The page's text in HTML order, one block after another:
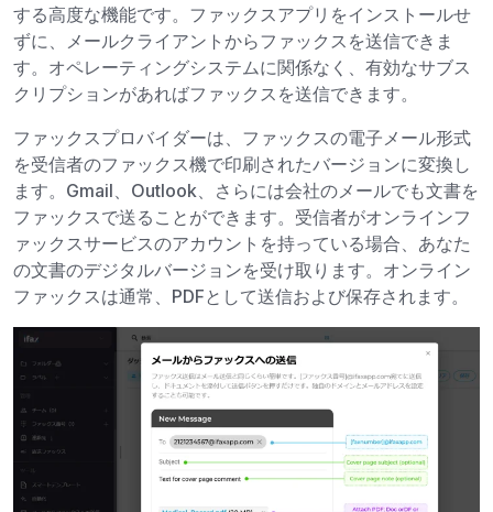
する高度な機能です。ファックスアプリをインストールせ
ずに、メールクライアントからファックスを送信できま
す。オペレーティングシステムに関係なく、有効なサブス
クリプションがあればファックスを送信できます。
ファックスプロバイダーは、ファックスの電子メール形式
を受信者のファックス機で印刷されたバージョンに変換し
ます。Gmail、Outlook、さらには会社のメールでも文書を
ファックスで送ることができます。受信者がオンラインフ
ァックスサービスのアカウントを持っている場合、あなた
の文書のデジタルバージョンを受け取ります。オンライン
ファックスは通常、PDFとして送信および保存されます。